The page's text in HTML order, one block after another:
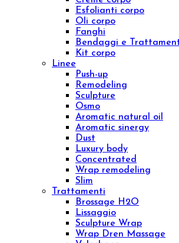
Kit viso
Linee
Inibhit
Elisir shock
Diamond
Purifing
Luxury
Concentrated
Whitening
Sensitive
Aromatic sinergy
Eye contour treatment
Hydrating and Nutritive
Professional face
Trattamenti
Diamond Lifting Face
H2O Treatment
Purifing Treatment
Sensitive Treatment
Venere o Afrodite?
Whitening Treatment
Filler Radiesse